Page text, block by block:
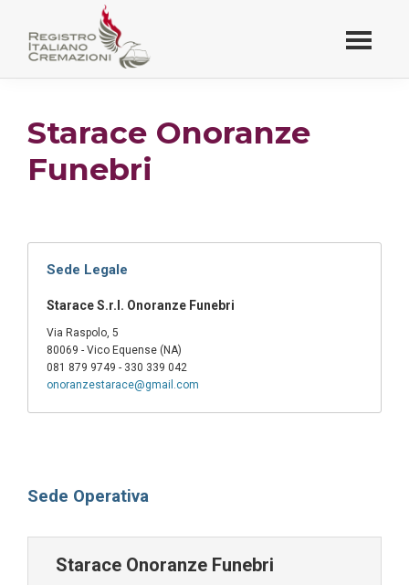
contenuto
principaleRegistro Italiano
Starace Onoranze
Funebri
Sede Legale
Starace S.r.l. Onoranze Funebri
Via Raspolo, 5
80069 - Vico Equense (NA)
081 879 9749 - 330 339 042
onoranzestarace@gmail.com
Sede Operativa
Starace Onoranze Funebri